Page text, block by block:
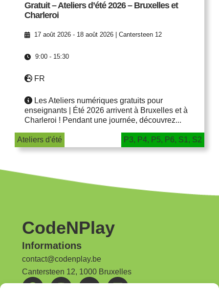
Ateliers d'été P3, P4, P5, P6, S1, S2
Gratuit – Ateliers d’été 2026 – Bruxelles et
Charleroi
17 août 2026 - 18 août 2026 | Cantersteen 12
9:00 - 15:30
FR
Les Ateliers numériques gratuits pour
enseignants | Été 2026 arrivent à Bruxelles et à
Charleroi ! Pendant une journée, découvrez...
CodeNPlay
Informations
contact@codenplay.be
Cantersteen 12, 1000 Bruxelles